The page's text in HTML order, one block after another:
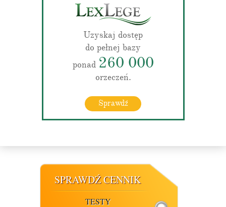
Uzyskaj dostęp
do pełnej bazy
ponad 260 000
orzeczeń.
Sprawdź
SPRAWDŹ CENNIK
TESTY